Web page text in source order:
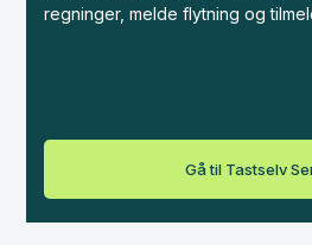
regninger, melde flytning og
Gå til Tastselv